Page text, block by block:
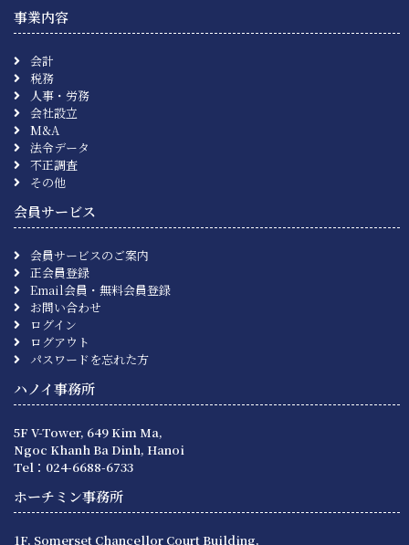
事業内容
会計
税務
人事・労務
会社設立
M&A
法令データ
不正調査
その他
会員サービス
会員サービスのご案内
正会員登録
Email会員・無料会員登録
お問い合わせ
ログイン
ログアウト
パスワードを忘れた方
ハノイ事務所
5F V-Tower, 649 Kim Ma,
Ngoc Khanh Ba Dinh, Hanoi
Tel：024-6688-6733
ホーチミン事務所
1F, Somerset Chancellor Court Building,